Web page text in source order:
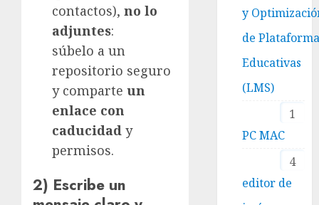
contactos), no lo
adjuntes:
súbelo a un
repositorio seguro
y comparte un
enlace con
caducidad y
permisos.
2) Escribe un
y
de
Educativas
(LMS)
1
PC MAC
4
editor de